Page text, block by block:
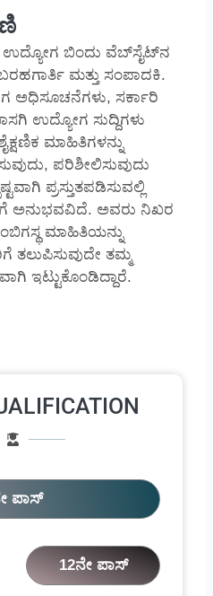
ಬಿಂದು ವೆಬ್‌ಸೈಟ್‌ನ
ಮತ್ತು ಸಂಪಾದಕಿ.
ಅಧಿಸೂಚನೆಗಳು, ಸರ್ಕಾರಿ
ಉದ್ಯೋಗ ಸುದ್ದಿಗಳು
ಮಾಹಿತಿಗಳನ್ನು
ಪರಿಶೀಲಿಸುವುದು
ಪ್ರಸ್ತುತಪಡಿಸುವಲ್ಲಿ
ಅನುಭವವಿದೆ. ಅವರು ನಿಖರ
ಮಾಹಿತಿಯನ್ನು
ತಲುಪಿಸುವುದೇ ತಮ್ಮ
ಇಟ್ಟುಕೊಂಡಿದ್ದಾರೆ.
ಪಾಸ್
12ನೇ ಪಾಸ್